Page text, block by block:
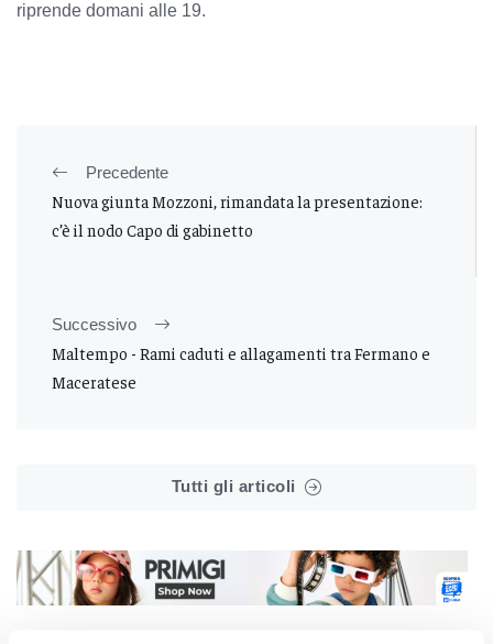
riprende domani alle 19.
Precedente
Nuova giunta Mozzoni, rimandata la presentazione:
c’è il nodo Capo di gabinetto
Successivo
Maltempo - Rami caduti e allagamenti tra Fermano e
Maceratese
Tutti gli articoli